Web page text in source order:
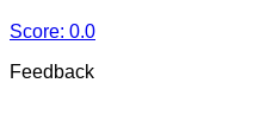
Score: 0.0
Feedback